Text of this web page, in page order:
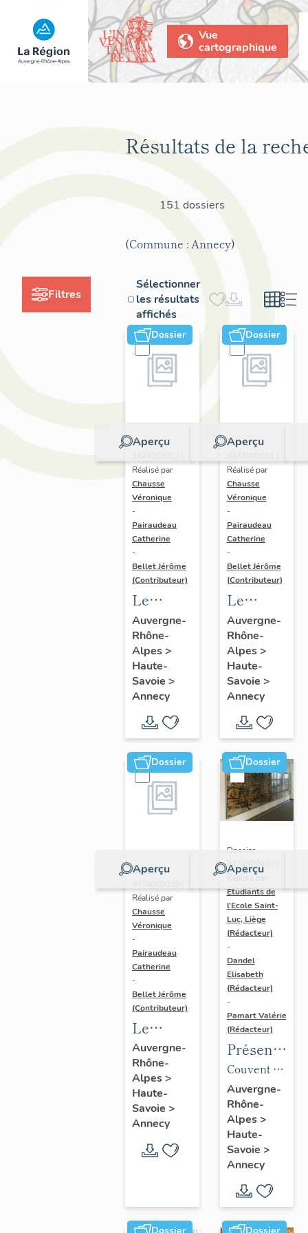
Vue
cartographique
Filtres
Résultats de la
151 dossiers
(Commune : Annecy)
Sélectionner
les résultats
affichés
Dossier
Aperçu
Dossier
Réalisé par
Chausse
Véronique
-
Pairaudeau
Catherine
-
Bellet Jérôme
(Contributeur)
Le
mobilier
du
Musée
château
d'Annecy
Auvergne-
Rhône-
Alpes>
Haute-
Savoie >
Annecy
Dossier
Aperçu
Dossier
Réalisé par
Chausse
Véronique
-
Pairaudeau
Catherine
-
Bellet Jérôme
(Contributeur)
Le
mobilier
de
l'église
paroissiale
Saint-
Maurice
Auvergne-
Rhône-
Alpes>
Haute-
Savoie >
Annecy
Dossier
Aperçu
Dossier
Réalisé par
Chausse
Véronique
-
Pairaudeau
Catherine
-
Bellet Jérôme
(Contributeur)
Le
mobilier
de
l'église
paroissiale
Saint-
Maurice
Auvergne-
Rhône-
Alpes>
Haute-
Savoie >
Annecy
Dossier
Aperçu
Dossier
IM74000910 |
Réalisé par
Etudiants de
l'Ecole Saint-
Luc, Liège
(Rédacteur)
-
Dandel
Elisabeth
(Rédacteur)
-
Pamart Valérie
(Rédacteur)
des 1%
artistiques
du lycée
Gabriel-
Fauré
Couvent du
Saint-
Sépulcre,
puis
manufacture
de coton
Duport,
puis
caserne
Auvergne-
Rhône-
Alpes>
Haute-
Savoie >
Annecy